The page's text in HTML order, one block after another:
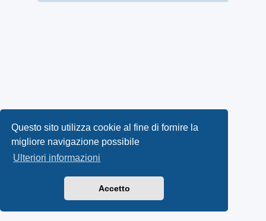
Questo sito utilizza cookie al fine di fornire la
migliore navigazione possibile
Ulteriori informazioni
Accetto